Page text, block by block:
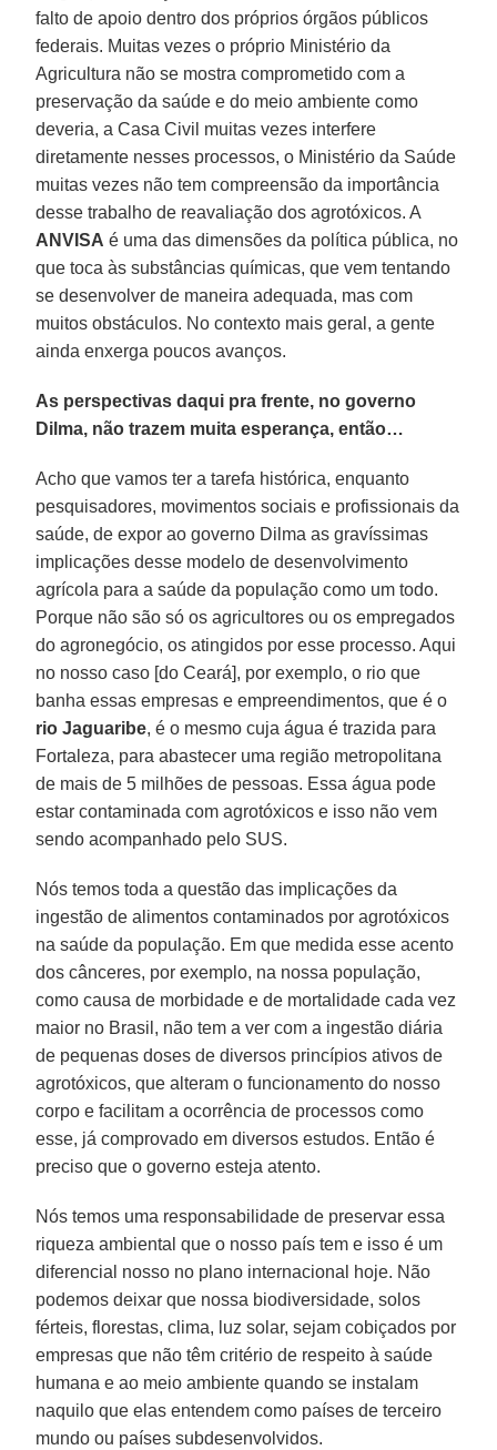
falto de apoio dentro dos próprios órgãos públicos
federais. Muitas vezes o próprio Ministério da
Agricultura não se mostra comprometido com a
preservação da saúde e do meio ambiente como
deveria, a Casa Civil muitas vezes interfere
diretamente nesses processos, o Ministério da Saúde
muitas vezes não tem compreensão da importância
desse trabalho de reavaliação dos agrotóxicos. A
ANVISA é uma das dimensões da política pública, no
que toca às substâncias químicas, que vem tentando
se desenvolver de maneira adequada, mas com
muitos obstáculos. No contexto mais geral, a gente
ainda enxerga poucos avanços.
As perspectivas daqui pra frente, no governo
Dilma, não trazem muita esperança, então…
Acho que vamos ter a tarefa histórica, enquanto
pesquisadores, movimentos sociais e profissionais da
saúde, de expor ao governo Dilma as gravíssimas
implicações desse modelo de desenvolvimento
agrícola para a saúde da população como um todo.
Porque não são só os agricultores ou os empregados
do agronegócio, os atingidos por esse processo. Aqui
no nosso caso [do Ceará], por exemplo, o rio que
banha essas empresas e empreendimentos, que é o
rio Jaguaribe, é o mesmo cuja água é trazida para
Fortaleza, para abastecer uma região metropolitana
de mais de 5 milhões de pessoas. Essa água pode
estar contaminada com agrotóxicos e isso não vem
sendo acompanhado pelo SUS.
Nós temos toda a questão das implicações da
ingestão de alimentos contaminados por agrotóxicos
na saúde da população. Em que medida esse acento
dos cânceres, por exemplo, na nossa população,
como causa de morbidade e de mortalidade cada vez
maior no Brasil, não tem a ver com a ingestão diária
de pequenas doses de diversos princípios ativos de
agrotóxicos, que alteram o funcionamento do nosso
corpo e facilitam a ocorrência de processos como
esse, já comprovado em diversos estudos. Então é
preciso que o governo esteja atento.
Nós temos uma responsabilidade de preservar essa
riqueza ambiental que o nosso país tem e isso é um
diferencial nosso no plano internacional hoje. Não
podemos deixar que nossa biodiversidade, solos
férteis, florestas, clima, luz solar, sejam cobiçados por
empresas que não têm critério de respeito à saúde
humana e ao meio ambiente quando se instalam
naquilo que elas entendem como países de terceiro
mundo ou países subdesenvolvidos.